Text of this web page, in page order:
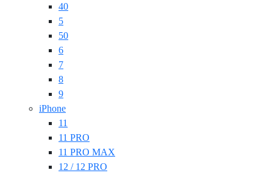
40
5
50
6
7
8
9
iPhone
11
11 PRO
11 PRO MAX
12 / 12 PRO